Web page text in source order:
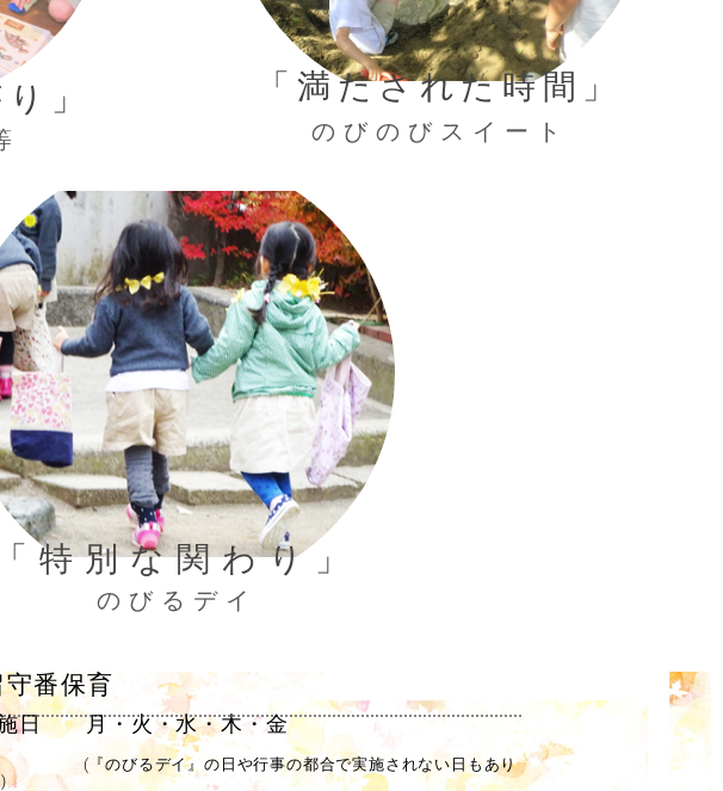
」 「満たされた時間」
のびのびスイート
「特別な関わり」
のびるデイ
番保育
日 月・火・水・木・金
びるデイ』の日や行事の都合で実施されない日もあり